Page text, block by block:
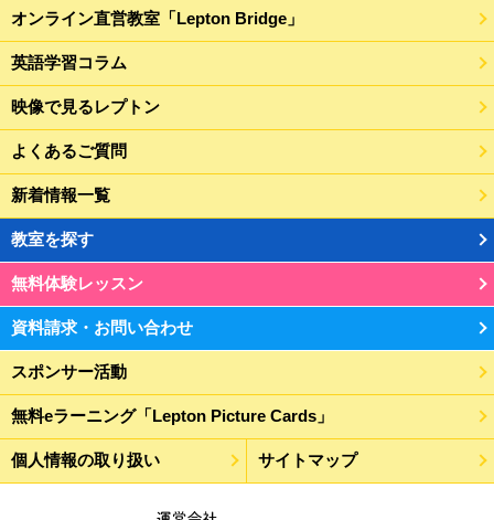
オンライン直営教室「Lepton Bridge」
英語学習コラム
映像で見るレプトン
よくあるご質問
新着情報一覧
教室を探す
無料体験レッスン
資料請求・お問い合わせ
スポンサー活動
無料eラーニング「Lepton Picture Cards」
個人情報の取り扱い サイトマップ